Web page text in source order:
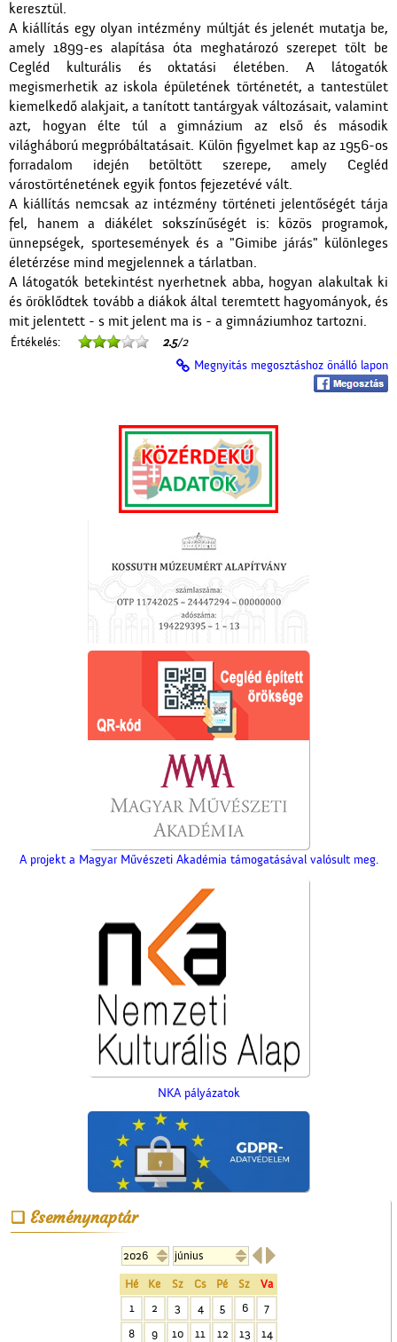
keresztül.
A kiállítás egy olyan intézmény múltját és jelenét mutatja be,
amely 1899-es alapítása óta meghatározó szerepet tölt be
Cegléd kulturális és oktatási életében. A látogatók
megismerhetik az iskola épületének történetét, a tantestület
kiemelkedő alakjait, a tanított tantárgyak változásait, valamint
azt, hogyan élte túl a gimnázium az első és második
világháború megpróbáltatásait. Külön figyelmet kap az 1956-os
forradalom idején betöltött szerepe, amely Cegléd
várostörténetének egyik fontos fejezetévé vált.
A kiállítás nemcsak az intézmény történeti jelentőségét tárja
fel, hanem a diákélet sokszínűségét is: közös programok,
ünnepségek, sportesemények és a "Gimibe járás" különleges
életérzése mind megjelennek a tárlatban.
A látogatók betekintést nyerhetnek abba, hogyan alakultak ki
és öröklődtek tovább a diákok által teremtett hagyományok, és
mit jelentett - s mit jelent ma is - a gimnáziumhoz tartozni.
Értékelés: 2.5/2
Megnyitás megosztáshoz önálló lapon
A projekt a Magyar Művészeti Akadémia támogatásával valósult meg.
NKA pályázatok
Eseménynaptár

Hé Ke Sz Cs Pé Sz
Va
1
2 3 4 5 6
7
8
9 10 11 12 13 14
Kiszel Mihály és az
elsőáldozók